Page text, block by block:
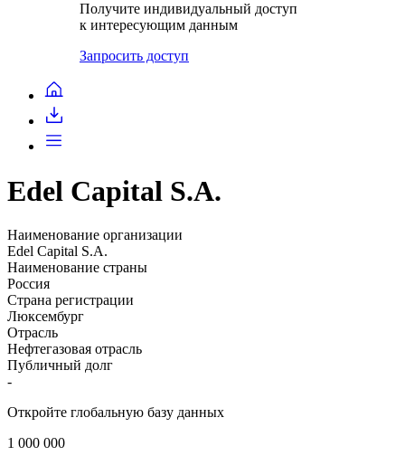
в публичном демо-доступе
Edel Capital S.A.
Наименование организации
Edel Capital S.A.
Наименование страны
Россия
Страна регистрации
Нефтегазовая отрасль
-